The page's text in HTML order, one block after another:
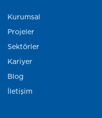
Kurumsal
Projeler
Sektörler
Kariyer
Blog
İletişim